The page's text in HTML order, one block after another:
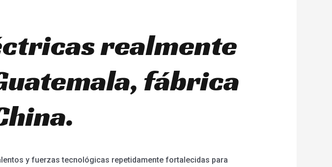
realmente
fábrica
y fuerzas tecnológicas repetidamente fortalecidas para